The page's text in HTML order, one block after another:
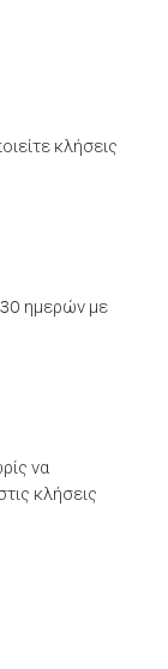
κλήσεις
30 ημερών με
να
κλήσεις